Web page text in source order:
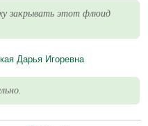
закрывать этот флюид
Дарья Игоревна